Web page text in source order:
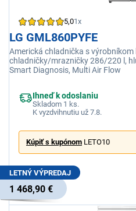
5,01x
LG GML860PYFE
Americká chladnička s výrobníkom
chladničky/mrazničky 286/220 l,
Smart Diagnosis, Multi Air Flow
Ihneď k odoslaniu
Skladom 1 ks.
K vyzdvihnutiu už 7.8.
Kúpiť s kupónom LETO10
LETNÝ VÝPREDAJ
1 468,90 €